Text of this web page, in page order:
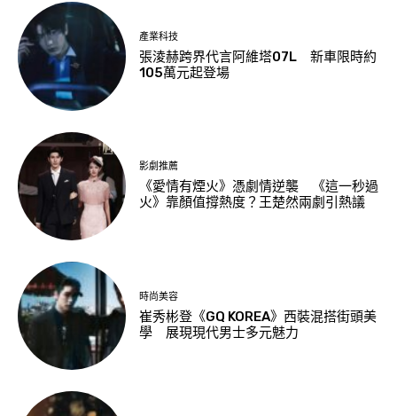
產業科技
張淩赫跨界代言阿維塔07L 新車限時約
105萬元起登場
影劇推薦
《愛情有煙火》憑劇情逆襲 《這一秒過
火》靠顏值撐熱度？王楚然兩劇引熱議
時尚美容
崔秀彬登《GQ KOREA》西裝混搭街頭美
學 展現現代男士多元魅力